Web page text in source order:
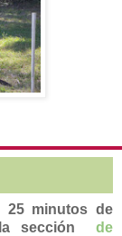
25 minutos de
sección
de